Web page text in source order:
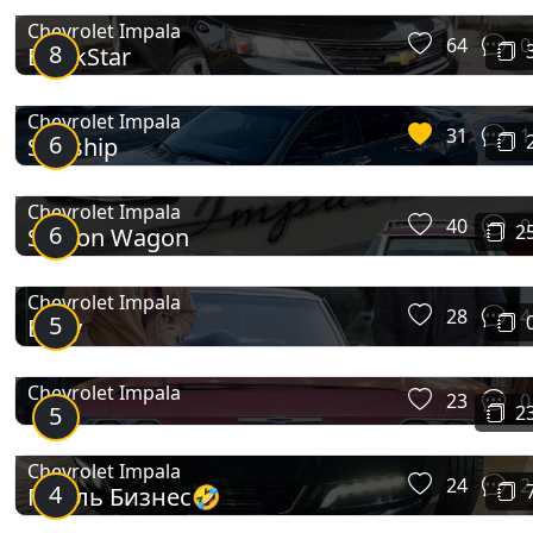
8
Chevrolet Impala
BlackStar 64 0
6
Chevrolet Impala
Starship 31 1
6
Chevrolet Impala
Station Wagon 40 0
5
Chevrolet Impala
Baby 28 4
5
Chevrolet Impala 23 0
4
Chevrolet Impala
Газель Бизнес🤣 24 2